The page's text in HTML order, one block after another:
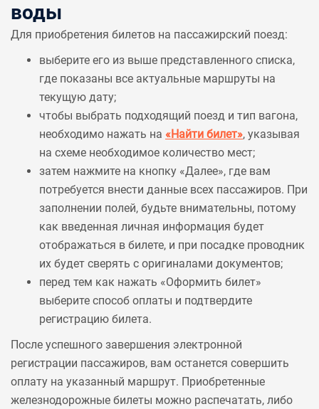
воды
Для приобретения билетов на пассажирский поезд:
выберите его из выше представленного списка,
где показаны все актуальные маршруты на
текущую дату;
чтобы выбрать подходящий поезд и тип вагона,
необходимо нажать на «Найти билет», указывая
на схеме необходимое количество мест;
затем нажмите на кнопку «Далее», где вам
потребуется внести данные всех пассажиров. При
заполнении полей, будьте внимательны, потому
как введенная личная информация будет
отображаться в билете, и при посадке проводник
их будет сверять с оригиналами документов;
перед тем как нажать «Оформить билет»
выберите способ оплаты и подтвердите
регистрацию билета.
После успешного завершения электронной
регистрации пассажиров, вам останется совершить
оплату на указанный маршрут. Приобретенные
железнодорожные билеты можно распечатать, либо